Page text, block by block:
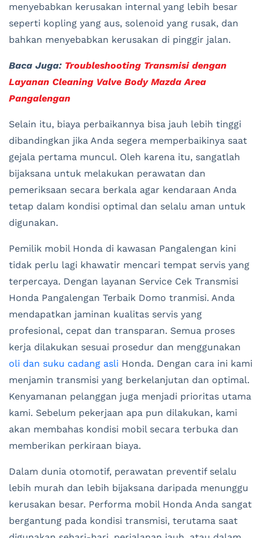
menyebabkan kerusakan internal yang lebih besar
seperti kopling yang aus, solenoid yang rusak, dan
bahkan menyebabkan kerusakan di pinggir jalan.
Baca Juga: Troubleshooting Transmisi dengan
Layanan Cleaning Valve Body Mazda Area
Pangalengan
Selain itu, biaya perbaikannya bisa jauh lebih tinggi
dibandingkan jika Anda segera memperbaikinya saat
gejala pertama muncul. Oleh karena itu, sangatlah
bijaksana untuk melakukan perawatan dan
pemeriksaan secara berkala agar kendaraan Anda
tetap dalam kondisi optimal dan selalu aman untuk
digunakan.
Pemilik mobil Honda di kawasan Pangalengan kini
tidak perlu lagi khawatir mencari tempat servis yang
terpercaya. Dengan layanan Service Cek Transmisi
Honda Pangalengan Terbaik Domo tranmisi. Anda
mendapatkan jaminan kualitas servis yang
profesional, cepat dan transparan. Semua proses
kerja dilakukan sesuai prosedur dan menggunakan
oli dan suku cadang asli Honda. Dengan cara ini kami
menjamin transmisi yang berkelanjutan dan optimal.
Kenyamanan pelanggan juga menjadi prioritas utama
kami. Sebelum pekerjaan apa pun dilakukan, kami
akan membahas kondisi mobil secara terbuka dan
memberikan perkiraan biaya.
Dalam dunia otomotif, perawatan preventif selalu
lebih murah dan lebih bijaksana daripada menunggu
kerusakan besar. Performa mobil Honda Anda sangat
bergantung pada kondisi transmisi, terutama saat